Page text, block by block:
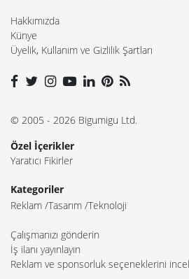
Hakkımızda
Künye
Üyelik, Kullanım ve Gizlilik Şartları
© 2005 - 2026 Bigumigu Ltd.
Özel İçerikler
Yaratıcı Fikirler
Kategoriler
Reklam Tasarım Teknoloji
Çalışmanızı gönderin
İş ilanı yayınlayın
Reklam ve sponsorluk seçeneklerini